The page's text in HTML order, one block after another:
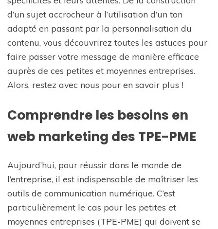
d’un sujet accrocheur à l’utilisation d’un ton
adapté en passant par la personnalisation du
contenu, vous découvrirez toutes les astuces pour
faire passer votre message de manière efficace
auprès de ces petites et moyennes entreprises.
Alors, restez avec nous pour en savoir plus !
Comprendre les besoins en
web marketing des TPE-PME
Aujourd’hui, pour réussir dans le monde de
l’entreprise, il est indispensable de maîtriser les
outils de communication numérique. C’est
particulièrement le cas pour les petites et
moyennes entreprises (TPE-PME) qui doivent se